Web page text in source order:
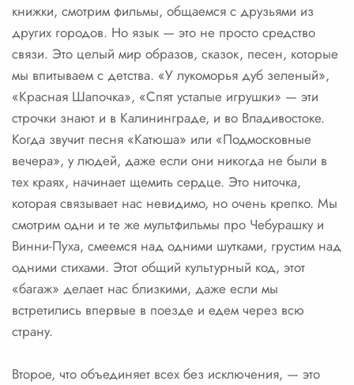
книжки, смотрим фильмы, общаемся с друзьями из
других городов. Но язык — это не просто средство
связи. Это целый мир образов, сказок, песен, которые
мы впитываем с детства. «У лукоморья дуб зеленый»,
«Красная Шапочка», «Спят усталые игрушки» — эти
строчки знают и в Калининграде, и во Владивостоке.
Когда звучит песня «Катюша» или «Подмосковные
вечера», у людей, даже если они никогда не были в
тех краях, начинает щемить сердце. Это ниточка,
которая связывает нас невидимо, но очень крепко. Мы
смотрим одни и те же мультфильмы про Чебурашку и
Винни-Пуха, смеемся над одними шутками, грустим над
одними стихами. Этот общий культурный код, этот
«багаж» делает нас близкими, даже если мы
встретились впервые в поезде и едем через всю
страну.
Второе, что объединяет всех без исключения, — это